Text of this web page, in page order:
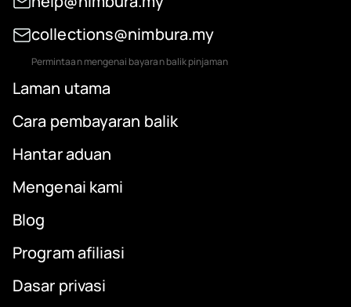
collections@nimbura.my
Permintaan mengenai bayaran balik pinjaman
Laman utama
Cara pembayaran balik
Hantar aduan
Mengenai kami
Blog
Program afiliasi
Dasar privasi